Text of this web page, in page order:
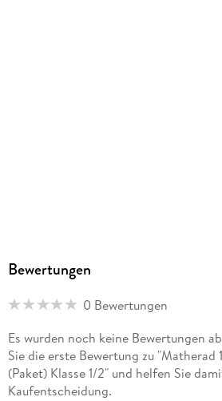
Bewertungen
0 Bewertungen
Es wurden noch keine Bewertungen
Sie die erste Bewertung zu "Matherad
(Paket) Klasse 1/2" und helfen Sie
Kaufentscheidung.